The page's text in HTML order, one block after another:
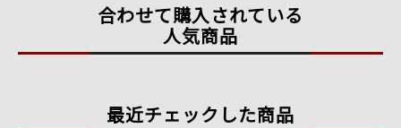
合わせて購入されている
人気商品
最近チェックした商品